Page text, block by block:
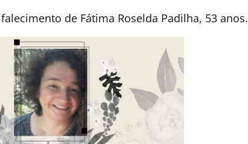
de Fátima Roselda Padilha, 53 anos.